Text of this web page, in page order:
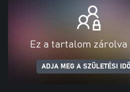
Ez a tartalom zárolva
ADJA MEG A SZÜLETÉSI